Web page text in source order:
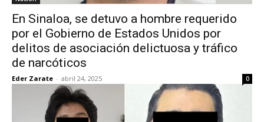
En Sinaloa, se detuvo a hombre requerido
por el Gobierno de Estados Unidos por
delitos de asociación delictuosa y tráfico
de narcóticos
Eder Zarate - abril 24, 2025 0